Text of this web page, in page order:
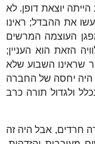
הייתה יוצאת דופן. לא
את ההבדל; ראינו
העוצמה המרשים
הזאת הוא העניין;
שראינו השבוע שלא
היה יחסה של החברה
ולגדול תורה כרב
חרדים, אבל היה זה